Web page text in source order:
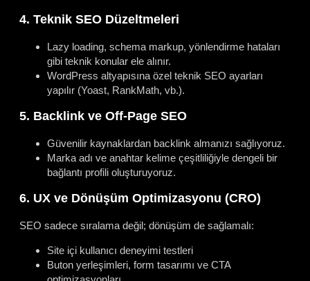
4. Teknik SEO Düzeltmeleri
Lazy loading, schema markup, yönlendirme hataları
gibi teknik konular ele alınır.
WordPress altyapısına özel teknik SEO ayarları
yapılır (Yoast, RankMath, vb.).
5. Backlink ve Off-Page SEO
Güvenilir kaynaklardan backlink almanızı sağlıyoruz.
Marka adı ve anahtar kelime çeşitliliğiyle dengeli bir
bağlantı profili oluşturuyoruz.
6. UX ve Dönüşüm Optimizasyonu (CRO)
SEO sadece sıralama değil; dönüşüm de sağlamalı:
Site içi kullanıcı deneyimi testleri
Buton yerleşimleri, form tasarımı ve CTA